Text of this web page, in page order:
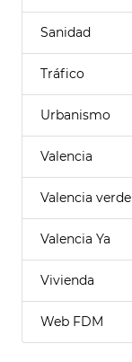
Sanidad
Tráfico
Urbanismo
Valencia
Valencia verde
Valencia Ya
Vivienda
Web FDM